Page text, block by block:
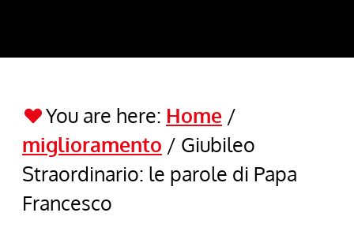
You are here: Home /
miglioramento / Giubileo
Straordinario: le parole di Papa
Francesco